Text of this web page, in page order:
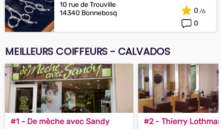
10 rue de Trouville
14340 Bonnebosq
0
0
MEILLEURS COIFFEURS - CALVADOS
#1 - De mèche avec Sandy #2 - Thierry